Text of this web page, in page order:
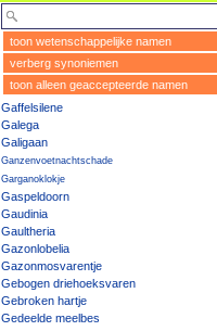
toon wetenschappelijke namen
verberg synoniemen
toon alleen geaccepteerde namen
Gaffelsilene
Galega
Galigaan
Ganzenvoetnachtschade
Garganoklokje
Gaspeldoorn
Gaudinia
Gaultheria
Gazonlobelia
Gazonmosvarentje
Gebogen driehoeksvaren
Gebroken hartje
Gedeelde meelbes